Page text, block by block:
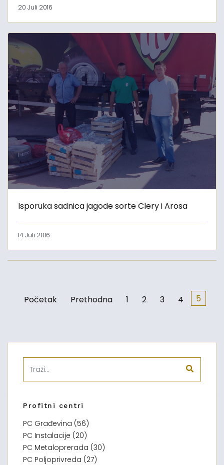
20 Juli 2016
Isporuka sadnica jagode sorte Clery i Arosa
14 Juli 2016
Početak Prethodna 1 2 3 4 5
Profitni centri
PC Građevina (56)
PC Instalacije (20)
PC Metaloprerada (30)
PC Poljoprivreda (27)